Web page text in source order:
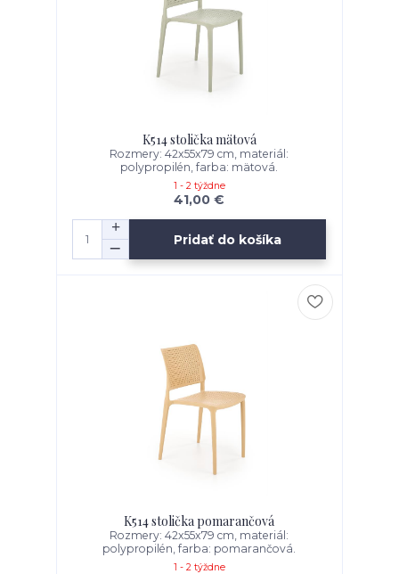
K514 stolička mätová
Rozmery: 42x55x79 cm, materiál:
polypropilén, farba: mätová.
41,00 €
1 - 2 týždne
Pridať do košíka
K514 stolička pomarančová
Rozmery: 42x55x79 cm, materiál:
polypropilén, farba: pomarančová.
1 - 2 týždne